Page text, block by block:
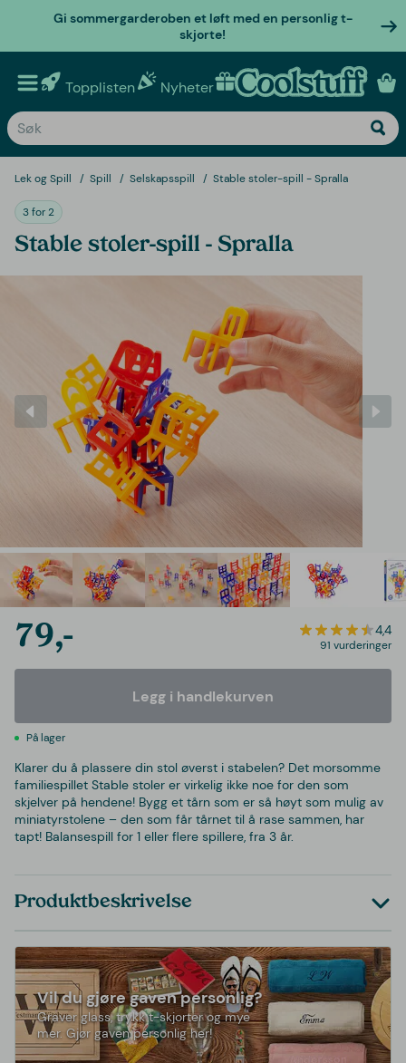
Gi sommergarderoben et løft med en personlig t-
skjorte!
Topplisten Nyheter Personlige gaver
Lek og Spill Spill Selskapsspill Stable stoler-spill - Spralla
3 for 2
Stable stoler-spill - Spralla
79,- 4,4
91 vurderinger
Legg i handlekurven
På lager
Klarer du å plassere din stol øverst i stabelen? Det morsomme
familiespillet Stable stoler er virkelig ikke noe for den som
skjelver på hendene! Bygg et tårn som er så høyt som mulig av
miniatyrstolene – den som får tårnet til å rase sammen, har
tapt! Balansespill for 1 eller flere spillere, fra 3 år.
Produktbeskrivelse
Vil du gjøre gaven personlig?
Graver glass, trykk t-skjorter og mye
mer. Gjør gaven personlig her!